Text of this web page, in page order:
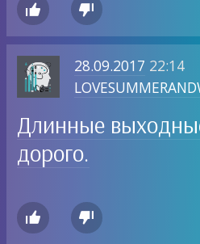
 
28.09.2017 22:14
Длинные
дорого.
 